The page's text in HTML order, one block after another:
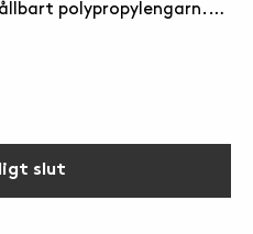
polypropylengarn.
vatten, fäller inte, och
eller inomhus.
är limmade och
siluett. Lätt att
av med ljummet
avlägsnas med en
slut